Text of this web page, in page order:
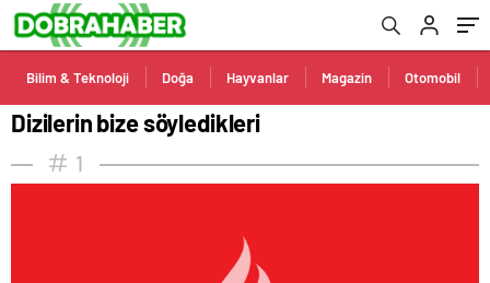
Bilim & Teknoloji Doğa Hayvanlar Magazin Otomobil
Dizilerin bize söyledikleri
1